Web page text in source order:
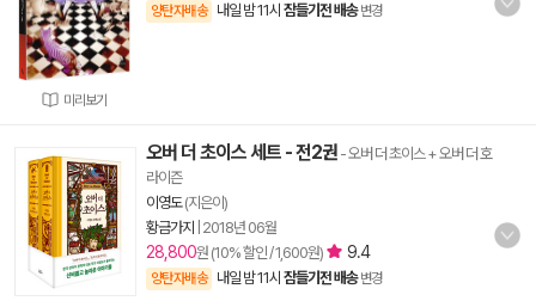
미리보기
양탄자배송 내일 밤 11시 잠들기전 배송 변경
오버 더 초이스 세트 - 전2권 - 오버 더 초이스 + 오버 더 호
라이즌
이영도(지은이)
황금가지
2018년 06월
28,800원 (10% 할인 / 1,600원) 9.4
양탄자배송 내일 밤 11시 잠들기전 배송 변경